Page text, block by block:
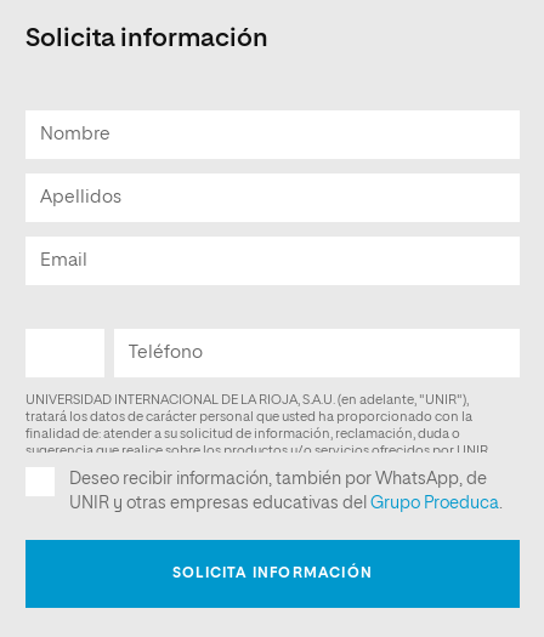
Solicita información